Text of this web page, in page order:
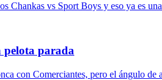
Chankas vs Sport Boys y eso ya es
pelota parada
con Comerciantes, pero el ángulo de